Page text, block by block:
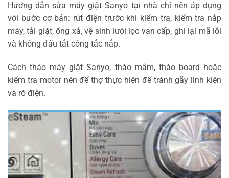
Hướng dẫn sửa máy giặt Sanyo tại nhà chỉ nên áp dụng
với bước cơ bản: rút điện trước khi kiểm tra, kiểm tra nắp
máy, tải giặt, ống xả, vệ sinh lưới lọc van cấp, ghi lại mã lỗi
và không đấu tắt công tắc nắp.
Cách tháo máy giặt Sanyo, tháo mâm, tháo board hoặc
kiểm tra motor nên để thợ thực hiện để tránh gãy linh kiện
và rò điện.